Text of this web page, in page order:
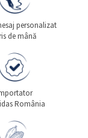
personalizat
de mână
România